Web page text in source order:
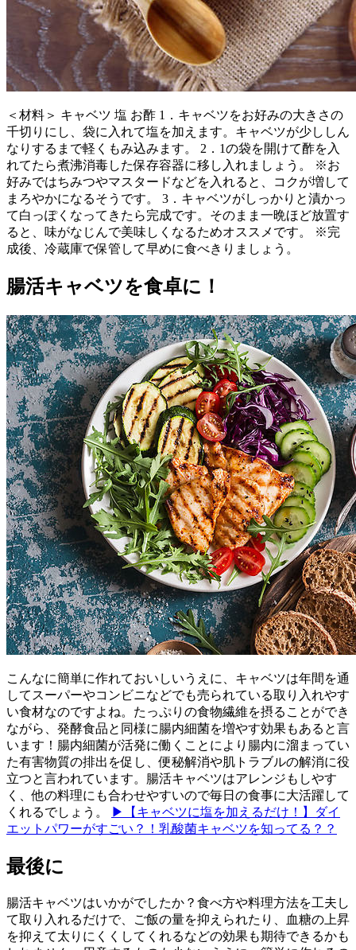
＜材料＞ キャベツ 塩 お酢 1．キャベツをお好みの大きさの
千切りにし、袋に入れて塩を加えます。キャベツが少ししん
なりするまで軽くもみ込みます。 2．1の袋を開けて酢を入
れてたら煮沸消毒した保存容器に移し入れましょう。 ※お
好みではちみつやマスタードなどを入れると、コクが増して
まろやかになるそうです。 3．キャベツがしっかりと漬かっ
て白っぽくなってきたら完成です。そのまま一晩ほど放置す
ると、味がなじんで美味しくなるためオススメです。 ※完
成後、冷蔵庫で保管して早めに食べきりましょう。
腸活キャベツを食卓に！
こんなに簡単に作れておいしいうえに、キャベツは年間を通
してスーパーやコンビニなどでも売られている取り入れやす
い食材なのですよね。たっぷりの食物繊維を摂ることができ
ながら、発酵食品と同様に腸内細菌を増やす効果もあると言
います！腸内細菌が活発に働くことにより腸内に溜まってい
た有害物質の排出を促し、便秘解消や肌トラブルの解消に役
立つと言われています。腸活キャベツはアレンジもしやす
く、他の料理にも合わせやすいので毎日の食事に大活躍して
くれるでしょう。
▶【キャベツに塩を加えるだけ！】ダイ
エットパワーがすごい？！乳酸菌キャベツを知ってる？？
最後に
腸活キャベツはいかがでしたか？食べ方や料理方法を工夫し
て取り入れるだけで、ご飯の量を抑えられたり、血糖の上昇
を抑えて太りにくくしてくれるなどの効果も期待できるかも